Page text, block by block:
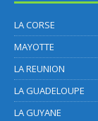
LA CORSE
MAYOTTE
LA REUNION
LA GUADELOUPE
LA GUYANE